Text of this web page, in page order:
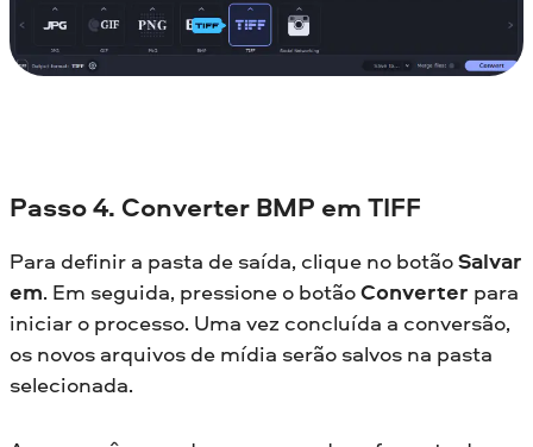
Passo 4. Converter BMP em TIFF
Para definir a pasta de saída, clique no botãoSalvar
em. Em seguida, pressione o botãoConverter para
iniciar o processo. Uma vez concluída a conversão,
os novos arquivos de mídia serão salvos na pasta
selecionada.